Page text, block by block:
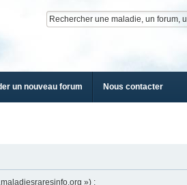
un nouveau forum Nous contacter
») :